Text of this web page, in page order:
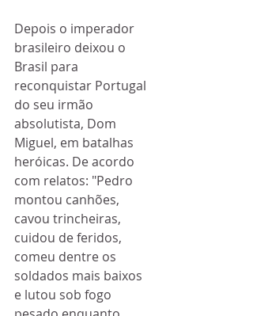
Depois o imperador
brasileiro deixou o
Brasil para
reconquistar Portugal
do seu irmão
absolutista, Dom
Miguel, em batalhas
heróicas. De acordo
com relatos: "Pedro
montou canhões,
cavou trincheiras,
cuidou de feridos,
comeu dentre os
soldados mais baixos
e lutou sob fogo